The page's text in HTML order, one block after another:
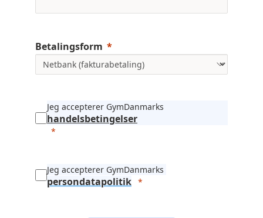
Betalingsform
Jeg accepterer GymDanmarks
handelsbetingelser
Jeg accepterer GymDanmarks
persondatapolitik